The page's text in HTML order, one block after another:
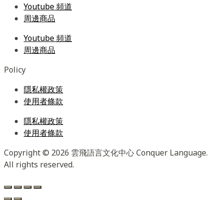
Youtube 頻道
周邊商品
Youtube 頻道
周邊商品
Policy
隱私權政策
使用者條款
隱私權政策
使用者條款
Copyright © 2026 雲飛語言文化中心 Conquer Language.
All rights reserved.